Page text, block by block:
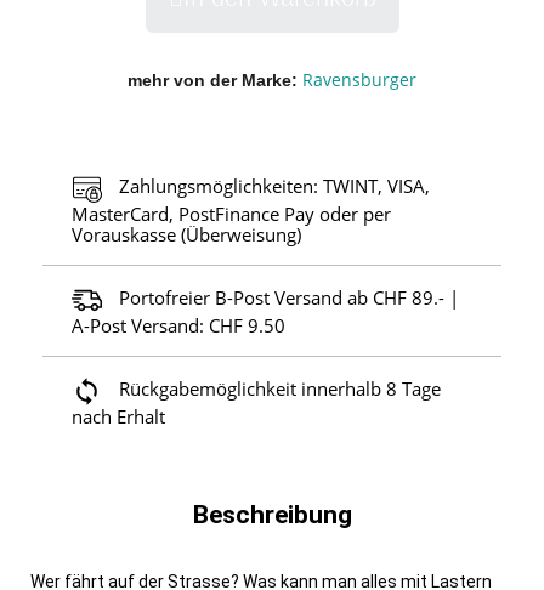
mehr von der Marke Ravensburger
Zahlungsmöglichkeiten: TWINT, VISA,
MasterCard, PostFinance Pay oder per
Vorauskasse (Überweisung)
Portofreier B-Post Versand ab CHF 89.- |
A-Post Versand: CHF 9.50
Rückgabemöglichkeit innerhalb 8 Tage
nach Erhalt
Beschreibung
Wer fährt auf der Strasse? Was kann man alles mit Lastern